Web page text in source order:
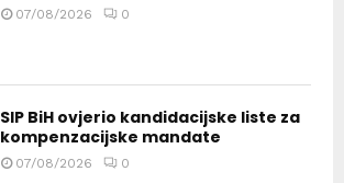
07/08/2026 0
SIP BiH ovjerio kandidacijske liste za
kompenzacijske mandate
07/08/2026 0